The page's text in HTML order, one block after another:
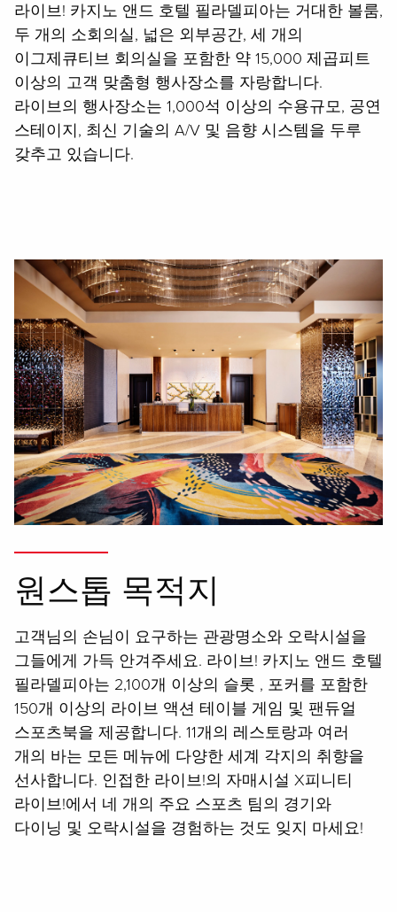
라이브! 카지노 앤드 호텔 필라델피아는 거대한 볼룸,
두 개의 소회의실, 넓은 외부공간, 세 개의
이그제큐티브 회의실을 포함한 약 15,000 제곱피트
이상의 고객 맞춤형 행사장소를 자랑합니다.
라이브의 행사장소는 1,000석 이상의 수용규모, 공연
스테이지, 최신 기술의 A/V 및 음향 시스템을 두루
갖추고 있습니다.
원스톱 목적지
고객님의 손님이 요구하는 관광명소와 오락시설을
그들에게 가득 안겨주세요. 라이브! 카지노 앤드 호텔
필라델피아는 2,100개 이상의 슬롯 , 포커를 포함한
150개 이상의 라이브 액션 테이블 게임 및 팬듀얼
스포츠북을 제공합니다. 11개의 레스토랑과 여러
개의 바는 모든 메뉴에 다양한 세계 각지의 취향을
선사합니다. 인접한 라이브!의 자매시설 X피니티
라이브!에서 네 개의 주요 스포츠 팀의 경기와
다이닝 및 오락시설을 경험하는 것도 잊지 마세요!